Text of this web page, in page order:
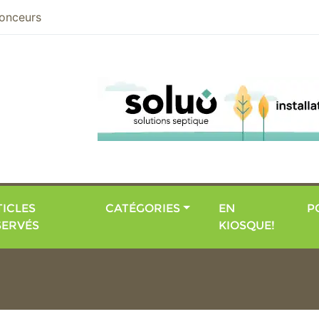
CATÉGORIES
EN
KIOSQUE!